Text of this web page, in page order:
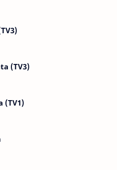
(TV3)
(TV1)